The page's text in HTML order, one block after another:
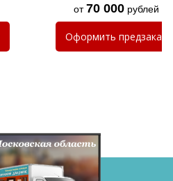
Хочу такую
от70 000рублей
Оформить предзаказ